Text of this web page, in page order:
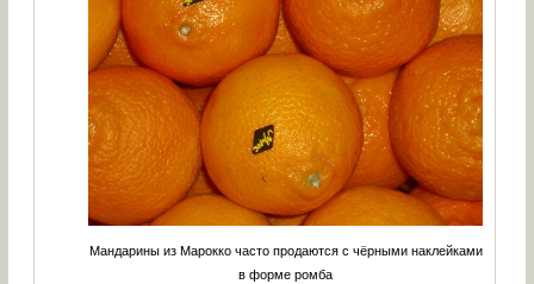
Мандарины из Марокко часто продаются с чёрными наклейками
в форме ромба